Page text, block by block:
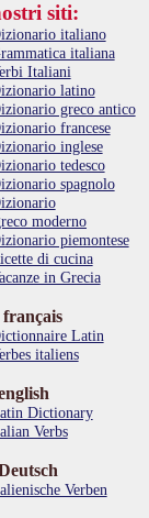
siti:
italiano
italiana
Italiani
latino
greco antico
francese
inglese
tedesco
spagnolo
moderno
piemontese
di cucina
in Grecia
Latin
italiens
Dictionary
Verbs
Verben